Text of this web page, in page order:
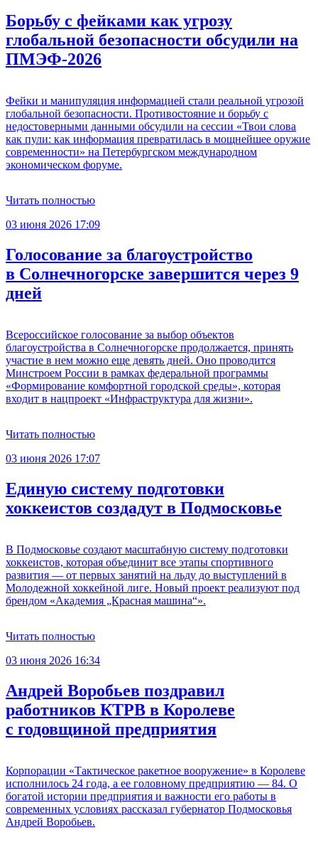
Борьбу с фейками как угрозу
глобальной безопасности обсудили на
ПМЭФ-2026
Фейки и манипуляция информацией стали реальной угрозой
глобальной безопасности. Противостояние и борьбу с
недостоверными данными обсудили на сессии «Твои слова
как пули: как информация превратилась в мощнейшее оружие
современности» на Петербургском международном
экономическом форуме.
Читать полностью
03 июня 2026 17:09
Голосование за благоустройство
в Солнечногорске завершится через 9
дней
Всероссийское голосование за выбор объектов
благоустройства в Солнечногорске продолжается, принять
участие в нем можно еще девять дней. Оно проводится
Минстроем России в рамках федеральной программы
«Формирование комфортной городской среды», которая
входит в нацпроект «Инфраструктура для жизни».
Читать полностью
03 июня 2026 17:07
Единую систему подготовки
хоккеистов создадут в Подмосковье
В Подмосковье создают масштабную систему подготовки
хоккеистов, которая объединит все этапы спортивного
развития — от первых занятий на льду до выступлений в
Молодежной хоккейной лиге. Новый проект реализуют под
брендом «Академия „Красная машина“».
Читать полностью
03 июня 2026 16:34
Андрей Воробьев поздравил
работников КТРВ в Королеве
с годовщиной предприятия
Корпорации «Тактическое ракетное вооружение» в Королеве
исполнилось 24 года, а ее головному предприятию — 84. О
богатой истории предприятия и важности его работы в
современных условиях рассказал губернатор Подмосковья
Андрей Воробьев.